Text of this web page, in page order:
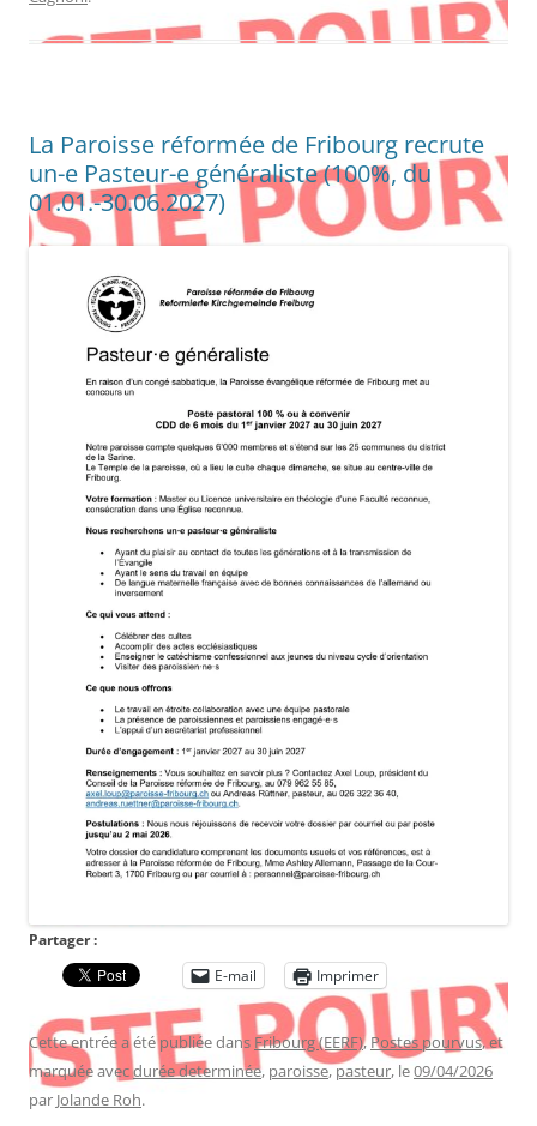
La Paroisse réformée de Fribourg recrute
un-e Pasteur-e généraliste (100%, du
01.01.-30.06.2027)
Partager :
E-mail
Imprimer
Cette entrée a été publiée dans Fribourg (EERF), Postes pourvus, et
marquée avecdurée determinée, paroisse,pasteur, le09/04/2026
par Jolande Roh.